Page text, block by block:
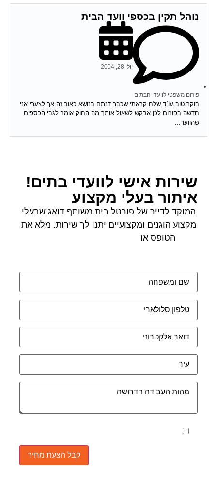
נוהל תקין בכספי וועד הבית
פורום משפטי לוועדי הבתים
יולי 28, 2004
בוקר טוב עו´ד שלח קראתי שכבר דנתם בנושא כאוב זה אך לצערי אני
חדשה בפורום לכן אבקש לשאול אותך מה החוק אומר לגבי הכספים
שהוועד...
שירות אישי לוועדי בתים!
איתור בעלי מקצוע
המוקד לדייר של פורטל בית משותף דואג שבעלי
מקצוע הוגנים ומקצועיים יתנו לך שירות. מלא את
הטופס או